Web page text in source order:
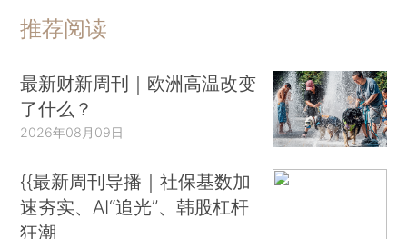
推荐阅读
最新财新周刊｜欧洲高温改变
了什么？
2026年08月09日
{{最新周刊导播｜社保基数加
速夯实、AI“追光”、韩股杠杆
狂潮